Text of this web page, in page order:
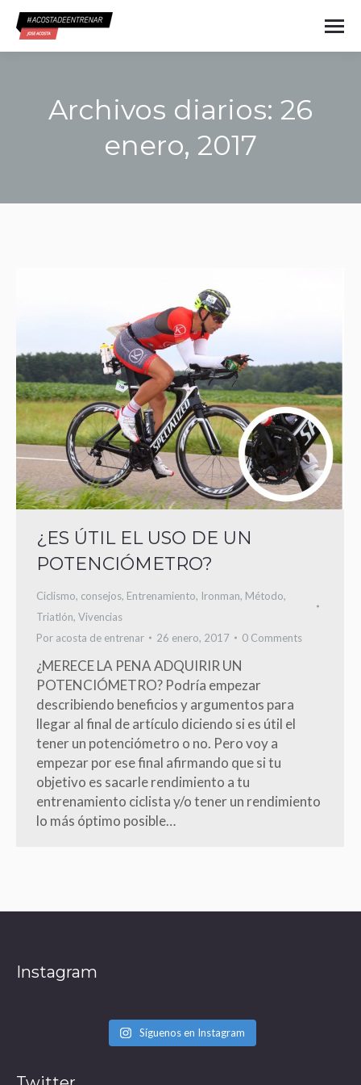
Archivos diarios: 26
enero, 2017
¿ES ÚTIL EL USO DE UN
POTENCIÓMETRO?
Ciclismo, consejos, Entrenamiento, Ironman, Método,
Triatlón, Vivencias
Por acosta de entrenar 26 enero, 2017 0 Comments
¿MERECE LA PENA ADQUIRIR UN
POTENCIÓMETRO? Podría empezar
describiendo beneficios y argumentos para
llegar al final de artículo diciendo si es útil el
tener un potenciómetro o no. Pero voy a
empezar por ese final afirmando que si tu
objetivo es sacarle rendimiento a tu
entrenamiento ciclista y/o tener un rendimiento
lo más óptimo posible…
Instagram
Síguenos en Instagram